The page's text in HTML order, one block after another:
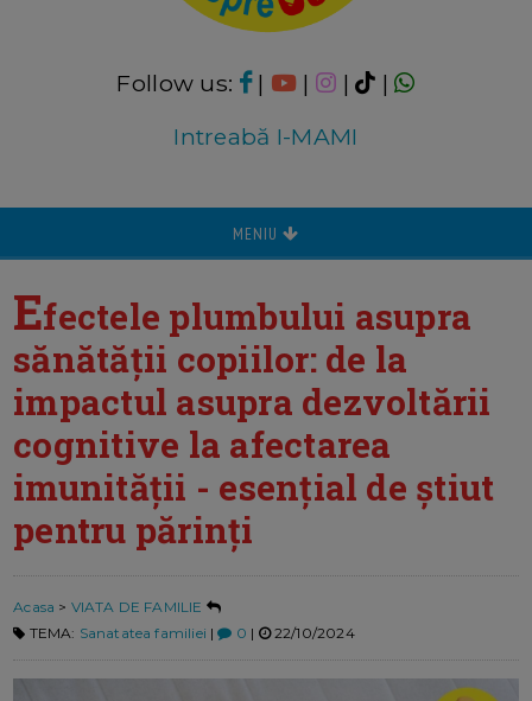
Follow us: | | |
|
Intreabă I-MAMI
MENIU
Efectele plumbului asupra
sănătății copiilor: de la
impactul asupra dezvoltării
cognitive la afectarea
imunității - esențial de știut
pentru părinți
Acasa > VIATA DE FAMILIE
TEMA: Sanatatea familiei | 0 | 22/10/2024